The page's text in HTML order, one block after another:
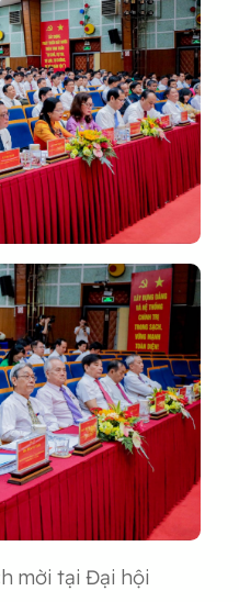
mời tại Đại hội